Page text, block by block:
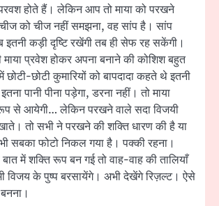
होते हैं। लेकिन आप तो माया को परखने
को चीज नहीं समझना, वह सांप है। सांप
कड़ी दृष्टि रखेंगी तब ही सेफ रह सकेंगी।
माया प्रवेश होकर अपना बनाने की कोशिश बहुत
छोटी कुमारियों को बापदादा कहते थे इतनी
पानी पीना पड़ेगा, डरना नहीं। तो माया
से आयेगी… लेकिन परखने वाले सदा विजयी
तो सभी ने परखने की शक्ति धारण की है या
सबका फोटो निकल गया है। पक्की रहना।
में शक्ति रूप बन गई तो वाह-वाह की तालियाँ
विजय के पुष्प बरसायेंगे। अभी देखेंगे रिज़ल्ट। ऐसे